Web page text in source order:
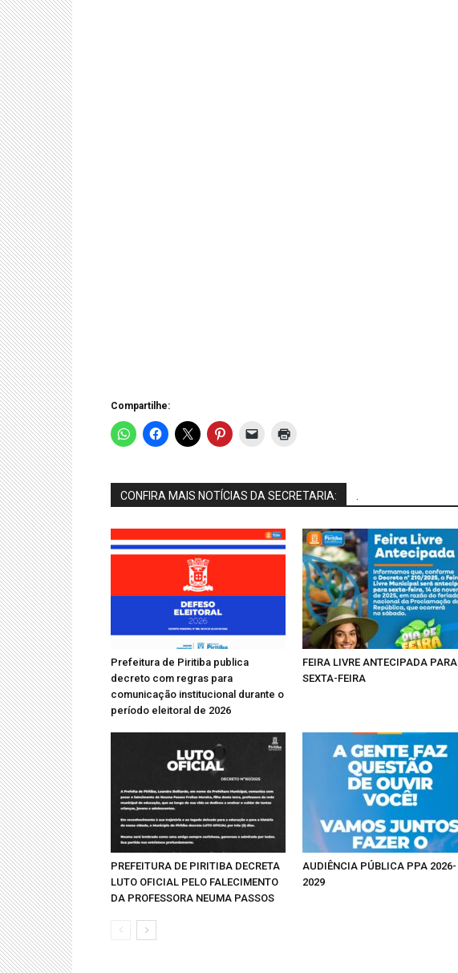
Compartilhe:
CONFIRA MAIS NOTÍCIAS DA SECRETARIA:
Prefeitura de Piritiba publica
decreto com regras para
comunicação institucional durante o
período eleitoral de 2026
FEIRA LIVRE ANTECIPADA PARA
SEXTA-FEIRA
PREFEITURA DE PIRITIBA DECRETA
LUTO OFICIAL PELO FALECIMENTO
DA PROFESSORA NEUMA PASSOS
AUDIÊNCIA PÚBLICA PPA 2026-
2029